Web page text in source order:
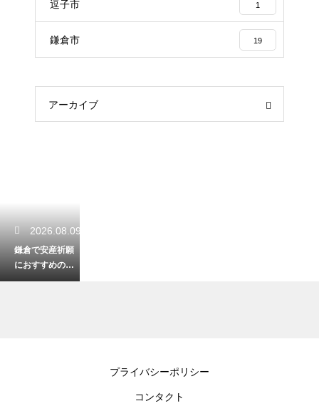
逗子市 1
鎌倉市 19
アーカイブ
2026.08.09
鎌倉で安産祈願
におすすめの場
所は？夫婦でゆ
プライバシーポリシー
コンタクト